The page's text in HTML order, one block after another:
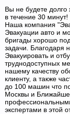
Вы не будете
в течение 30 минут!
Наша компания
Эвакуации авто и
бригады хорошо
задачи.
Эвакуировать и
труднодоступных
нашему качеству
клиенту, а также
до 100 машин что
Москвы и
экспертами в этой